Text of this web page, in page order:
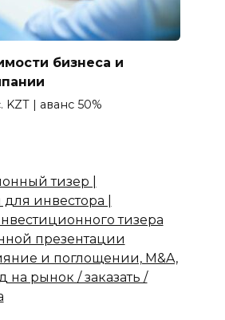
бизнеса и
KZT | аванс 50%